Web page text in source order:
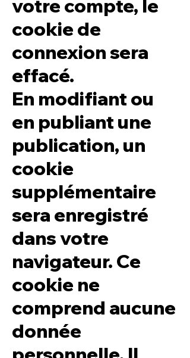
votre compte, le
cookie de
connexion sera
effacé.
En modifiant ou
en publiant une
publication, un
cookie
supplémentaire
sera enregistré
dans votre
navigateur. Ce
cookie ne
comprend aucune
donnée